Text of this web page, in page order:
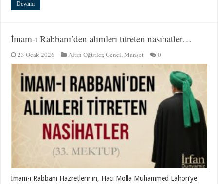
Devamı
İmam-ı Rabbani’den alimleri titreten nasihatler…
23 Ocak 2026 Altın Öğütler,Genel,Manşet 0
İmam-ı Rabbani Hazretlerinin, Hacı Molla Muhammed Lahori’ye